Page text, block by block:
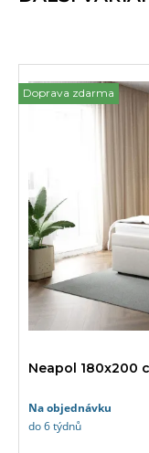
Doprava zdarma
Neapol 180x200
Na objednávku
do 6 týdnů